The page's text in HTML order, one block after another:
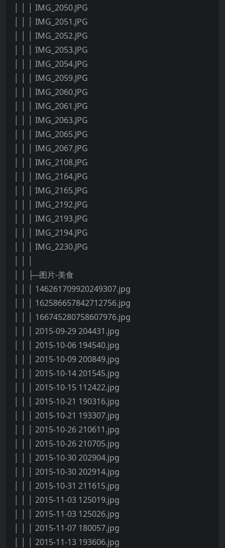
│ │ │ IMG_2050.JPG
│ │ │ IMG_2051.JPG
│ │ │ IMG_2052.JPG
│ │ │ IMG_2053.JPG
│ │ │ IMG_2054.JPG
│ │ │ IMG_2059.JPG
│ │ │ IMG_2060.JPG
│ │ │ IMG_2061.JPG
│ │ │ IMG_2063.JPG
│ │ │ IMG_2065.JPG
│ │ │ IMG_2067.JPG
│ │ │ IMG_2108.JPG
│ │ │ IMG_2164.JPG
│ │ │ IMG_2165.JPG
│ │ │ IMG_2192.JPG
│ │ │ IMG_2193.JPG
│ │ │ IMG_2194.JPG
│ │ │ IMG_2230.JPG
│ │ ├─图片-美食
│ │ │ 146261709920249307.jpg
│ │ │ 162586657842712756.jpg
│ │ │ 166745280758607976.jpg
│ │ │ 2015-09-29 204431.jpg
│ │ │ 2015-10-06 194540.jpg
│ │ │ 2015-10-09 200849.jpg
│ │ │ 2015-10-14 201545.jpg
│ │ │ 2015-10-15 112422.jpg
│ │ │ 2015-10-21 190316.jpg
│ │ │ 2015-10-21 193307.jpg
│ │ │ 2015-10-26 210611.jpg
│ │ │ 2015-10-26 210705.jpg
│ │ │ 2015-10-30 202904.jpg
│ │ │ 2015-10-30 202914.jpg
│ │ │ 2015-10-31 211615.jpg
│ │ │ 2015-11-03 125019.jpg
│ │ │ 2015-11-03 125026.jpg
│ │ │ 2015-11-07 180057.jpg
│ │ │ 2015-11-13 193606.jpg